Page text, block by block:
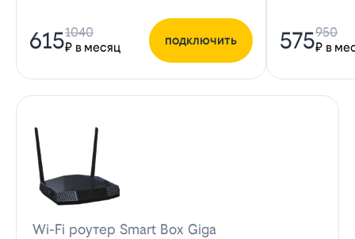
615₽ в месяц
1040
подключить 575₽ в
950
Wi-Fi роутер Smart Box Giga